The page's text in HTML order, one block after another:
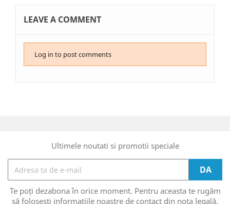
LEAVE A COMMENT
Log in to post comments
Ultimele noutati si promotii speciale
Te poți dezabona în orice moment. Pentru aceasta te rugăm
să folosești informațiile noastre de contact din nota legală.